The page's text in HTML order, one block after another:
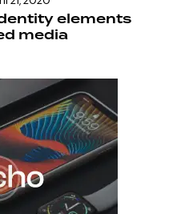
elements
media